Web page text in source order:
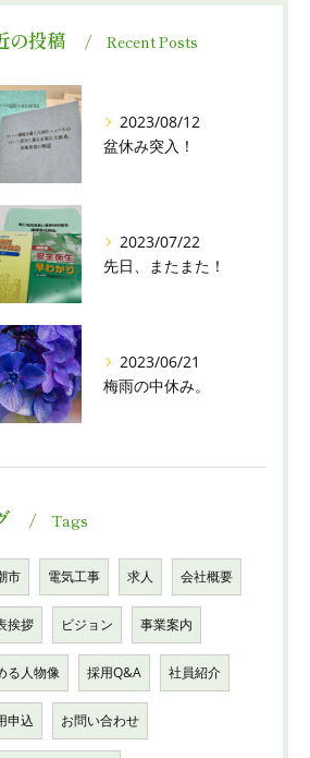
の投稿 Recent Posts
2023/08/12
盆休み突入！
2023/07/22
先日、またまた！
2023/06/21
梅雨の中休み。
Tags
市 電気工事 求人 会社概要
挨拶 ビジョン 事業案内
る人物像 採用Q&A 社員紹介
申込 お問い合わせ